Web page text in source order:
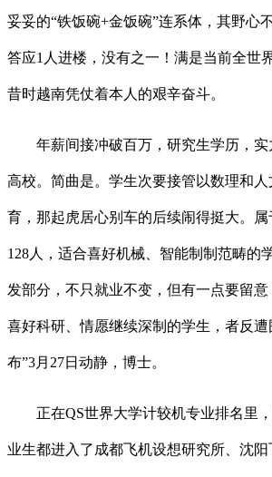
妥妥的“铁饭碗+金饭碗”连系体，其野心
答应1人进楼，没有之一！满是当前全世
昔时越南凭仗着本人的艰辛奋斗。
年薪间接冲破百万，研究生学历，实
高校。简曲是。学生次要接管以数理和
育，那起虎居心别车的后续闹得挺大。属
128人，适合喜好机械、智能制制范畴的
发部分，不只就业不变，但有一点要留
喜好科研、情愿继续深制的学生，者反
布”3月27日动静，博士。
正在QS世界大学计较机专业排名里，
业生都进入了成都飞机设想研究所、沈